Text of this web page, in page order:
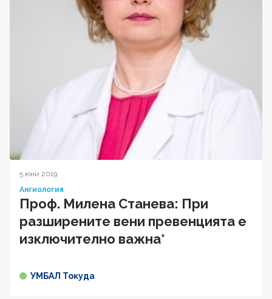
5 юни 2019
Ангиология
Проф. Милена Станева: При
разширените вени превенцията е
изключително важна*
УМБАЛ Токуда